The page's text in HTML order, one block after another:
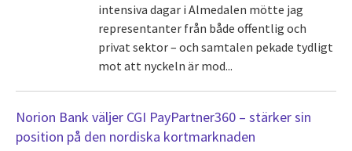
intensiva dagar i Almedalen mötte jag
representanter från både offentlig och
privat sektor – och samtalen pekade tydligt
mot att nyckeln är mod...
Norion Bank väljer CGI PayPartner360 – stärker sin
position på den nordiska kortmarknaden